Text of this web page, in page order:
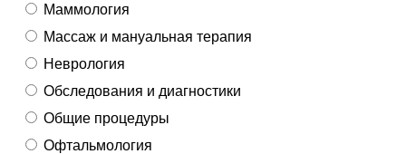
Маммология
Массаж и мануальная терапия
Неврология
Обследования и диагностики
Общие процедуры
Офтальмология